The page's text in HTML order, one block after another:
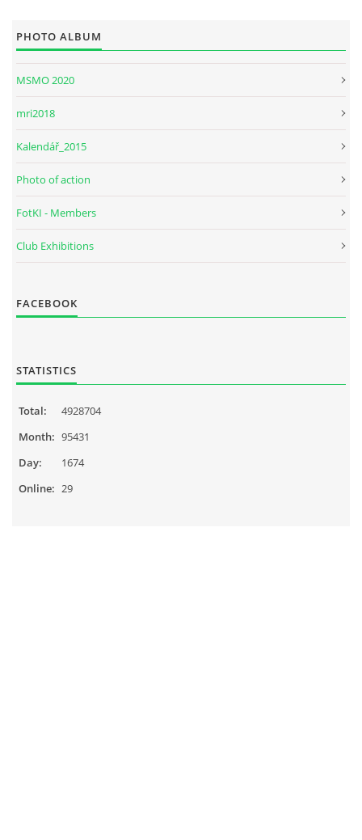
PHOTO ALBUM
MSMO 2020
mri2018
Kalendář_2015
Photo of action
FotKI - Members
Club Exhibitions
FACEBOOK
STATISTICS
Online: 29
Total:
4928704
Month: 95431
Day:
1674